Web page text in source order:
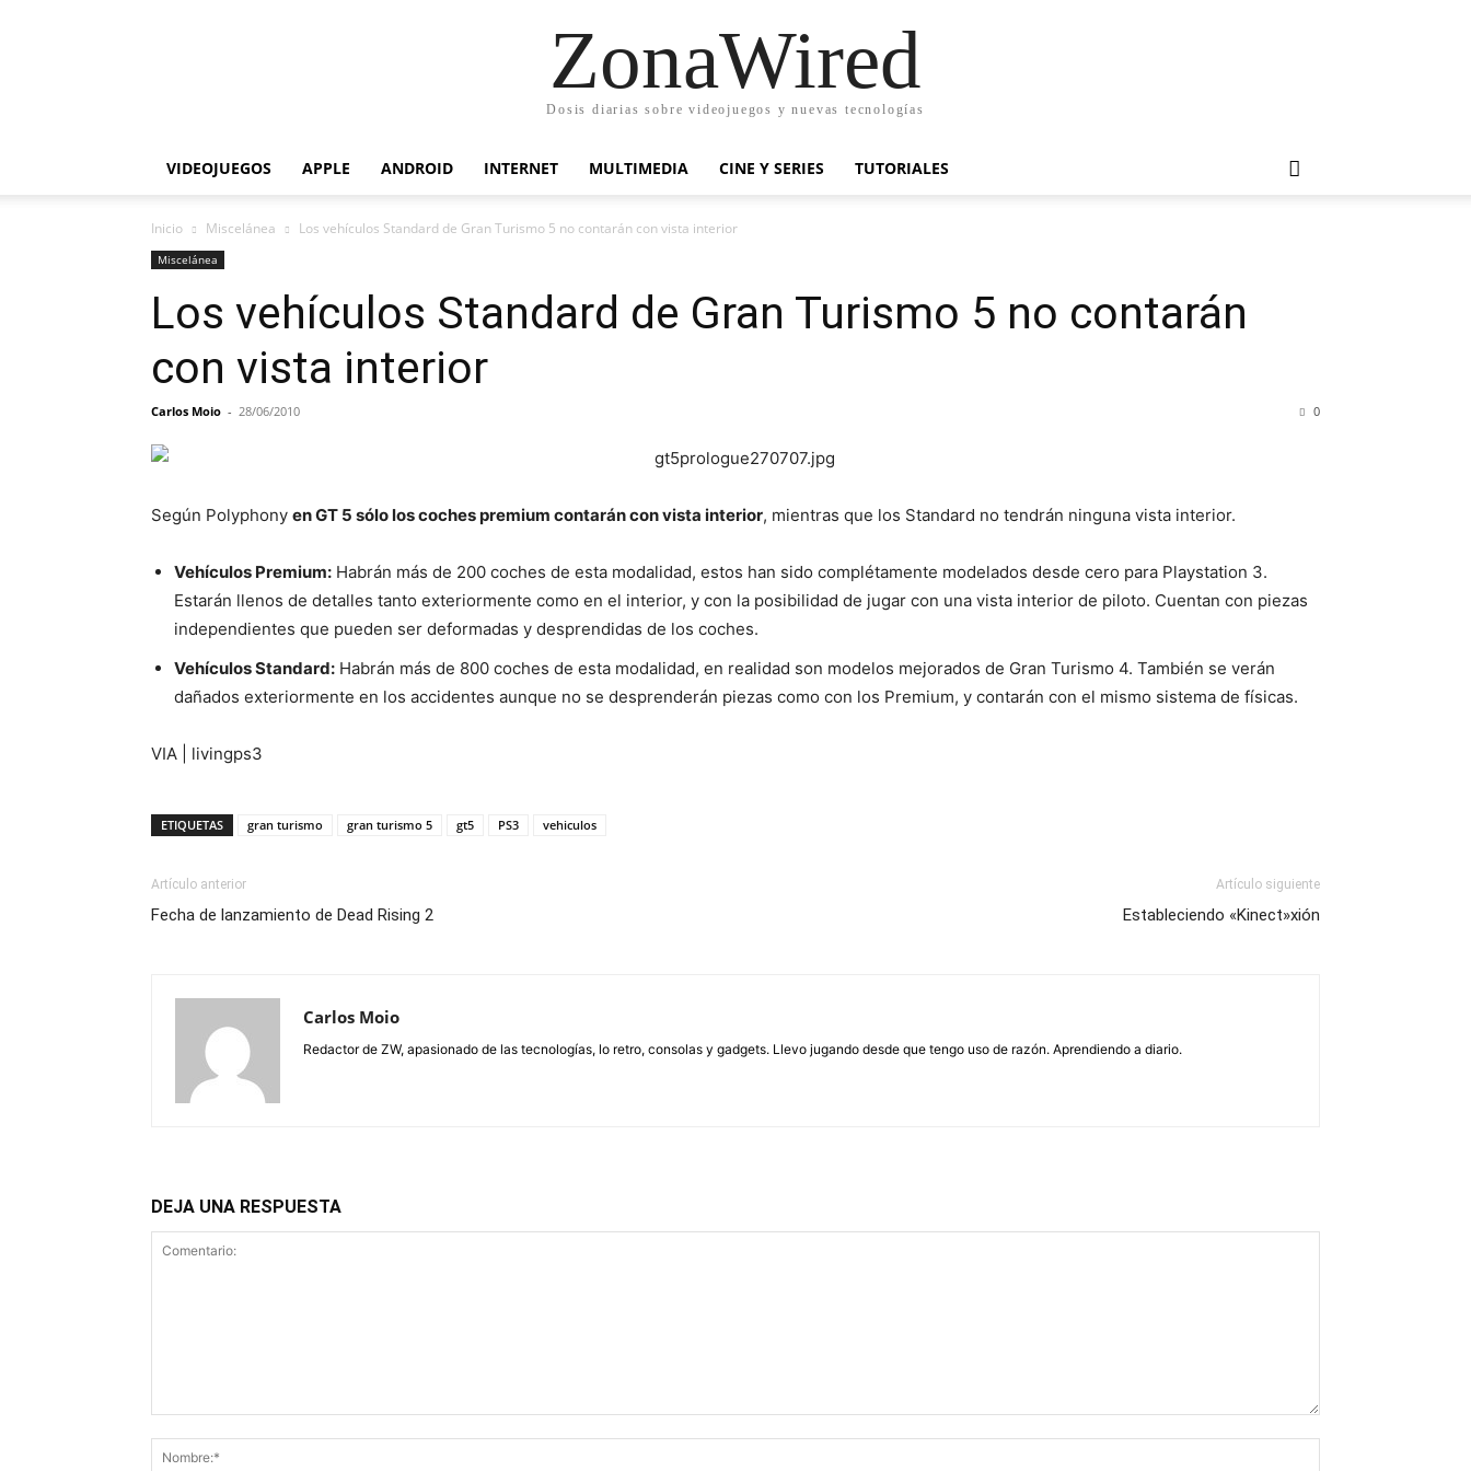
ZonaWired
Dosis diarias sobre videojuegos y nuevas tecnologías
VIDEOJUEGOS APPLE ANDROID INTERNET MULTIMEDIA CINE Y SERIES TUTORIALES
Inicio Miscelánea Los vehículos Standard de Gran Turismo 5 no contarán con vista interior
Miscelánea
Los vehículos Standard de Gran Turismo 5 no contarán
con vista interior
Carlos Moio - 28/06/2010 0
Según Polyphony en GT 5 sólo los coches premium contarán con vista interior, mientras que los Standard no tendrán ninguna vista interior.
Vehículos Premium: Habrán más de 200 coches de esta modalidad, estos han sido complétamente modelados desde cero para Playstation 3.
Estarán llenos de detalles tanto exteriormente como en el interior, y con la posibilidad de jugar con una vista interior de piloto. Cuentan con piezas
independientes que pueden ser deformadas y desprendidas de los coches.
Vehículos Standard: Habrán más de 800 coches de esta modalidad, en realidad son modelos mejorados de Gran Turismo 4. También se verán
dañados exteriormente en los accidentes aunque no se desprenderán piezas como con los Premium, y contarán con el mismo sistema de físicas.
VIA | livingps3
ETIQUETAS gran turismo gran turismo 5 gt5 PS3 vehiculos
Artículo anterior
Fecha de lanzamiento de Dead Rising 2
Artículo siguiente
Estableciendo «Kinect»xión
Carlos Moio
Redactor de ZW, apasionado de las tecnologías, lo retro, consolas y gadgets. Llevo jugando desde que tengo uso de razón. Aprendiendo a diario.
DEJA UNA RESPUESTA